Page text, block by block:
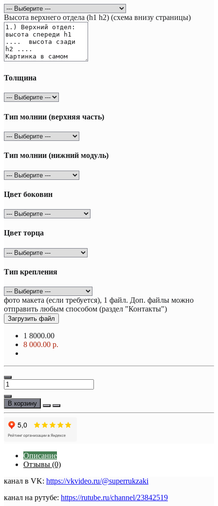
Высота верхнего отдела (h1 h2) (схема внизу страницы)
Толщина
Тип молнии (верхняя часть)
Тип молнии (нижний модуль)
Цвет боковин
Цвет торца
Тип крепления
фото макета (если требуется), 1 файл. Доп. файлы можно
отправить любым способом (раздел "Контакты")
Загрузить файл
1 8000.00
8 000.00 р.
В корзину
Описание
Отзывы (0)
канал в VK: https://vkvideo.ru/@superrukzaki
канал на рутубе: https://rutube.ru/channel/23842519